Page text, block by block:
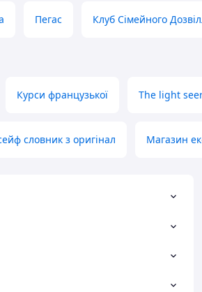
Пегас Клуб Сімейного
Курси французької The light
словник з оригінал Магазин